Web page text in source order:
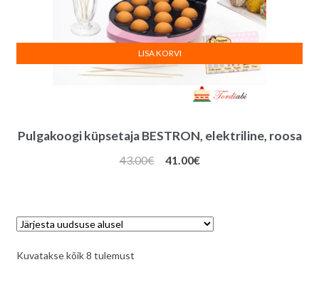
Pulgakoogi küpsetaja BESTRON, elektriline, roosa
43.00€
Algne
41.00€Praegune
LISA KORVI
Kuvatakse kõik 8 tulemustSorditud